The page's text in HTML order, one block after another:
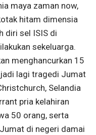
maya zaman now,
hitam dimensia
diri sel ISIS di
sekeluarga.
menghancurkan 15
lagi tragedi Jumat
Selandia
pria kelahiran
50 orang, serta
di negeri damai